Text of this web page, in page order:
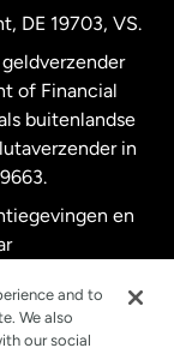
DE 19703, VS.
of Financial
buitenlandse
in
en
and to
We also
our social